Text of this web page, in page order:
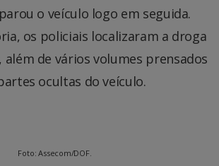
o veículo logo em seguida.
os policiais localizaram a droga
além de vários volumes prensados
ocultas do veículo.
Foto: Assecom/DOF.